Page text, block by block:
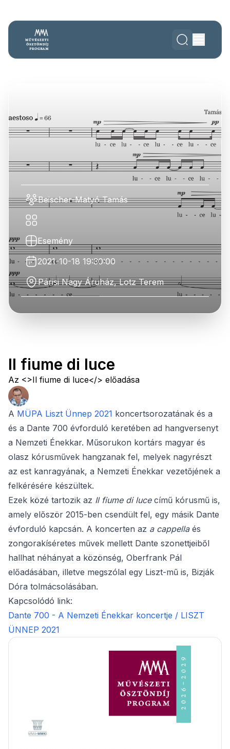
Beischer-Matyó Tamás
Esemény
2021-10-18 19:30:00
Párisi Nagy Áruház, Lotz Terem
Il fiume di luce
Az <>Il fiume di luce</> előadása
A MÜPA Liszt Ünnep 2021 koncertsorozatának és a
és a Dante 700 évforduló keretében ad hangversenyt
a Nemzeti Énekkar. Műsorukon kortárs magyar és
olasz kórusművek hangzanak fel, melyek nagyrészt
az est kanragyának, a Nemzeti Énekkar vezetőjének a
felkérésére készültek.
Ezek közé tartozik az Il fiume di lucecímű kórusmű is,
amely először 2015-ben csendült fel, egy másik Dante
évforduló kapcsán. A koncerten az a cappellaés
zongorakíséretes művek mellett Dante szonettjeiből
hallhat néhányat a közönség, Oberfrank Pál
előadásában, illetve megszólal egy Liszt-mű is, Bizják
Dóra tolmácsolásában.
Kapcsolódó link:
Dante 700 - A Nemzeti Énekkar koncertje / LISZT
ÜNNEP 2021